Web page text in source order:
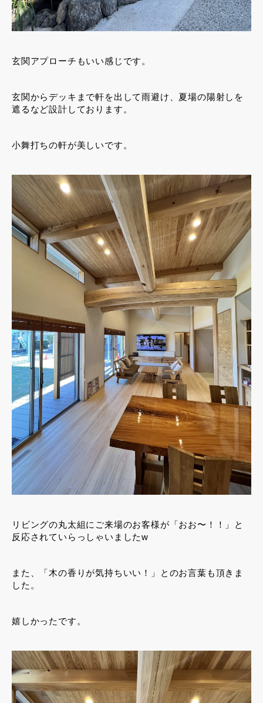
玄関アプローチもいい感じです。
玄関からデッキまで軒を出して雨避け、夏場の陽射しを
遮るなど設計しております。
小舞打ちの軒が美しいです。
リビングの丸太組にご来場のお客様が「おお〜！！」と
反応されていらっしゃいましたw
また、「木の香りが気持ちいい！」とのお言葉も頂きま
した。
嬉しかったです。